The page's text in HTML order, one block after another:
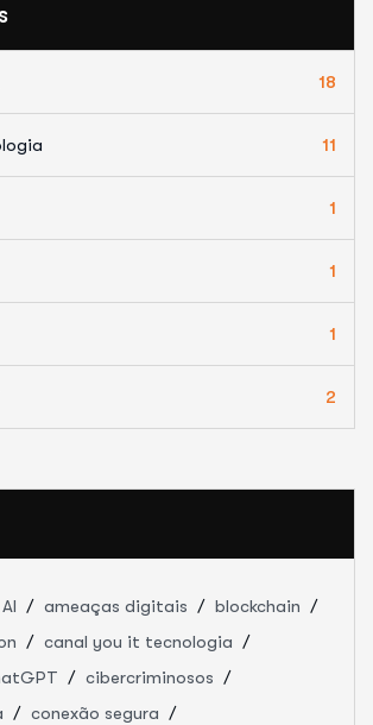
18
11
1
1
1
2
AI ameaças digitais
blockchain
canal you it tecnologia
cibercriminosos
conexão segura